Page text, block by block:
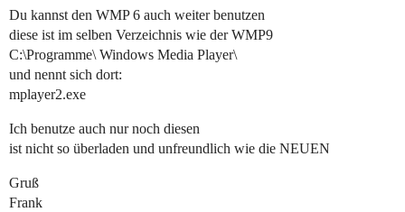
Du kannst den WMP 6 auch weiter benutzen
diese ist im selben Verzeichnis wie der WMP9
C:\Programme\ Windows Media Player\
und nennt sich dort:
mplayer2.exe
Ich benutze auch nur noch diesen
ist nicht so überladen und unfreundlich wie die NEUEN
Gruß
Frank